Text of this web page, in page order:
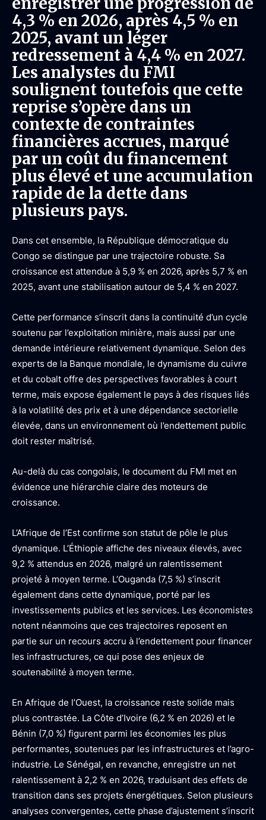
4,3 % en 2026, après 4,5 % en
2025, avant un léger
redressement à 4,4 % en 2027.
Les analystes du FMI
soulignent toutefois que cette
reprise s’opère dans un
contexte de contraintes
financières accrues, marqué
par un coût du financement
plus élevé et une accumulation
rapide de la dette dans
plusieurs pays.
Dans cet ensemble, la République démocratique du
Congo se distingue par une trajectoire robuste. Sa
croissance est attendue à 5,9 % en 2026, après 5,7 % en
2025, avant une stabilisation autour de 5,4 % en 2027.
Cette performance s’inscrit dans la continuité d’un cycle
soutenu par l’exploitation minière, mais aussi par une
demande intérieure relativement dynamique. Selon des
experts de la Banque mondiale, le dynamisme du cuivre
et du cobalt offre des perspectives favorables à court
terme, mais expose également le pays à des risques liés
à la volatilité des prix et à une dépendance sectorielle
élevée, dans un environnement où l’endettement public
doit rester maîtrisé.
Au-delà du cas congolais, le document du FMI met en
évidence une hiérarchie claire des moteurs de
croissance.
L’Afrique de l’Est confirme son statut de pôle le plus
dynamique. L’Éthiopie affiche des niveaux élevés, avec
9,2 % attendus en 2026, malgré un ralentissement
projeté à moyen terme. L’Ouganda (7,5 %) s’inscrit
également dans cette dynamique, porté par les
investissements publics et les services. Les économistes
notent néanmoins que ces trajectoires reposent en
partie sur un recours accru à l’endettement pour financer
les infrastructures, ce qui pose des enjeux de
soutenabilité à moyen terme.
En Afrique de l’Ouest, la croissance reste solide mais
plus contrastée. La Côte d’Ivoire (6,2 % en 2026) et le
Bénin (7,0 %) figurent parmi les économies les plus
performantes, soutenues par les infrastructures et l’agro-
industrie. Le Sénégal, en revanche, enregistre un net
ralentissement à 2,2 % en 2026, traduisant des effets de
transition dans ses projets énergétiques. Selon plusieurs
analyses convergentes, cette phase d’ajustement s’inscrit